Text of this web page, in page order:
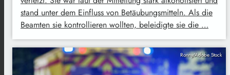
stand unter dem Einfluss von Betäubungsmitteln. Als die
Beamten sie kontrollieren wollten, beleidigte sie die …
Ronny/Adobe Stock